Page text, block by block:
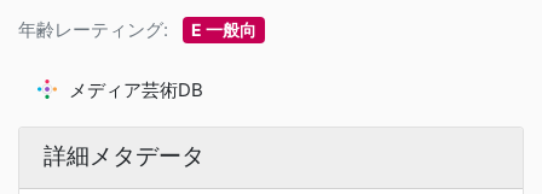
年齢レーティング: E 一般向
メディア芸術DB
詳細メタデータ